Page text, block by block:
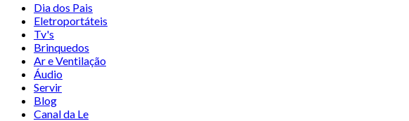
Dia dos Pais
Eletroportáteis
Tv's
Brinquedos
Ar e Ventilação
Áudio
Servir
Blog
Canal da Le